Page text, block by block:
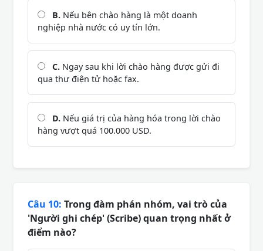
B. Nếu bên chào hàng là một doanh
nghiệp nhà nước có uy tín lớn.
C. Ngay sau khi lời chào hàng được gửi đi
qua thư điện tử hoặc fax.
D. Nếu giá trị của hàng hóa trong lời chào
hàng vượt quá 100.000 USD.
Câu 10: Trong đàm phán nhóm, vai trò của
'Người ghi chép' (Scribe) quan trọng nhất ở
điểm nào?